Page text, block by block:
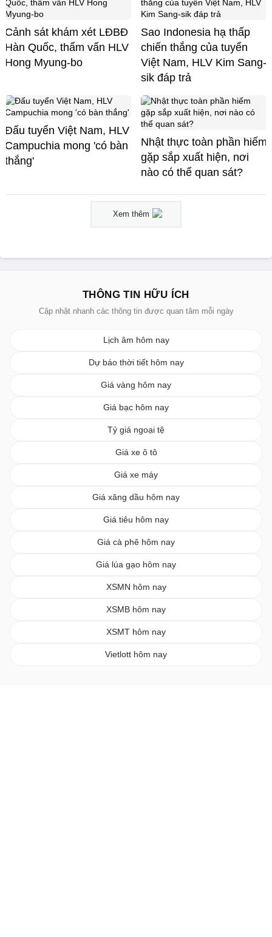
Cảnh sát khám xét LĐBĐ
Hàn Quốc, thẩm vấn HLV
Hong Myung-bo
Sao Indonesia hạ thấp
chiến thắng của tuyển
Việt Nam, HLV Kim Sang-
sik đáp trả
Đấu tuyển Việt Nam, HLV
Campuchia mong 'có bàn
thắng'
Nhật thực toàn phần hiếm
gặp sắp xuất hiện, nơi
nào có thể quan sát?
Xem thêm
THÔNG TIN HỮU ÍCH
Cập nhật nhanh các thông tin được quan tâm mỗi ngày
Lịch âm hôm nay
Dự báo thời tiết hôm nay
Giá vàng hôm nay
Giá bạc hôm nay
Tỷ giá ngoại tệ
Giá xe ô tô
Giá xe máy
Giá xăng dầu hôm nay
Giá tiêu hôm nay
Giá cà phê hôm nay
Giá lúa gạo hôm nay
XSMN hôm nay
XSMB hôm nay
XSMT hôm nay
Vietlott hôm nay